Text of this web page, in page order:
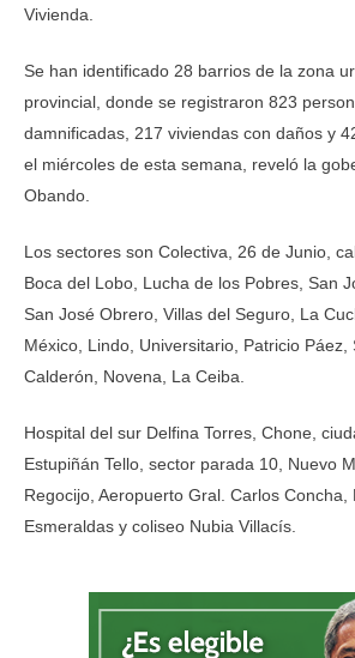
Vivienda.
Se han identificado 28 barrios de la zona
provincial, donde se registraron 823
damnificadas, 217 viviendas con daños y
el miércoles de esta semana, reveló la
Obando.
Los sectores son Colectiva, 26 de Junio,
Boca del Lobo, Lucha de los Pobres, San
San José Obrero, Villas del Seguro, La
México, Lindo, Universitario, Patricio Páez,
Calderón, Novena, La Ceiba.
Hospital del sur Delfina Torres, Chone,
Estupiñán Tello, sector parada 10, Nuevo
Regocijo, Aeropuerto Gral. Carlos Concha,
Esmeraldas y coliseo Nubia Villacís.